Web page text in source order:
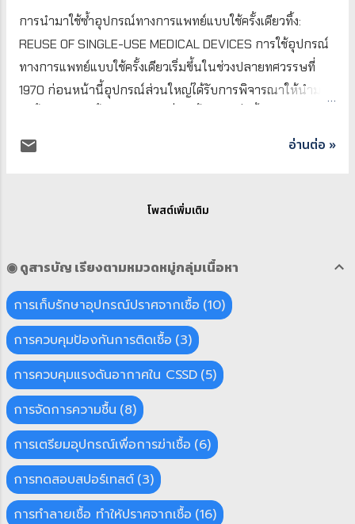
ว่าไม่...
ทำความสะอาดจะทำให้ประสิทธิภาพของ
หน้ากากในการป้องกันเชื้อลดลง การทดสอบ
โดยการนำมาล้างด้วยสบู่และน้ำ ผลการ
ทดสอบโดยการนำมาทำความสะอาดด้วยน้ำ
สบู่และตามด้วยน้ำ พบว่าประสิทธิภาพใน
ทำความสะอาดเปรียบเทียบหลังจากการล้าง
ทดสอบโดยการนำมาเช็ดทำความสะอาดด้วย
แอลกอฮอล์ฆ่าเชื้อ ผลการทดสอบภายหลัง
จากการนำหน้ากาก ...
การนำมาใช้ซ้ำอุปกรณ์ทางการแพทย์แบบใช้ครั้งเดียวทิ้ง:
REUSE OF SINGLE-USE MEDICAL DEVICES การใช้อุปกรณ์
ทางการแพทย์แบบใช้ครั้งเดียวเริ่มขึ้นในช่วงปลายทศวรรษที่
1970 ก่อนหน้านี้อุปกรณ์ส่วนใหญ่ได้รับการพิจารณาให้นำมา
ประหยัดค่าใช้จ่าย โรงพยาบาลในสหรัฐฯประมาณ 20 ถึง 30%
จริยธรรมทางการแพทย์กฎหมายและประเด็นทางเศรษฐกิจและ
เชื้อและการบาดเจ็บเมื่อนำอุปกรณ์ทางการแพทย์มาใช้ซ้ำและ
ติดฉลากสำหรับการใช้งานครั้งเดียว แม้ว่านักวิจัยบางคนได้
แสดงให้เห็นว่าปลอดภัยที่จะใช้อุปกรณ์ทางการแพทย์ที่ใช้แล้ว
ทิ้งเช่น catheters electrode หัวใจ จำเป็นต้องศึกษาเพิ่มเติม
เพื่อกำหนดความเสี่ยง และระบุถึงประโยชน์ ในเดือนสิงหาคม
พ.ศ. 2543 องค์การอาหารและยาได้เปิดตัวเอกสารคำแนะนำ
เกี่ยวกับอุปกรณ์ที่ใช้ครั้งเดียวที่ประมวลผลโดยบุคค...
อ่านต่อ »
โพสต์เพิ่มเติม
◉ ดูสารบัญ เรียงตามหมวดหมู่กลุ่มเนื้อหา
การเก็บรักษาอุปกรณ์ปราศจากเชื้อ 10
การควบคุมป้องกันการติดเชื้อ 3
การควบคุมแรงดันอากาศใน CSSD 5
การจัดการความชื้น 8
การเตรียมอุปกรณ์เพื่อการฆ่าเชื้อ 6
การทดสอบสปอร์เทสต์ 3
การทำลายเชื้อ ทำให้ปราศจากเชื้อ 16